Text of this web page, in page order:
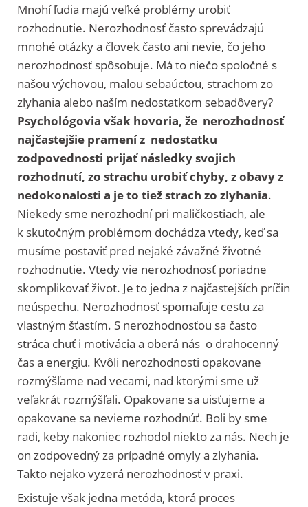
Mnohí ľudia majú veľké problémy urobiť
rozhodnutie. Nerozhodnosť často sprevádzajú
mnohé otázky a človek často ani nevie, čo jeho
nerozhodnosť spôsobuje. Má to niečo spoločné s
našou výchovou, malou sebaúctou, strachom zo
zlyhania alebo naším nedostatkom sebadôvery?
Psychológovia však hovoria, že nerozhodnosť
najčastejšie pramení z nedostatku
zodpovednosti prijať následky svojich
rozhodnutí, zo strachu urobiť chyby, z obavy z
nedokonalosti a je to tiež strach zo zlyhania.
Niekedy sme nerozhodní pri maličkostiach, ale
k sku­toč­ným prob­lé­mom dochá­dza vte­dy, keď sa
musíme posta­viť pred neja­ké závaž­né život­né
roz­hod­nu­tie. Vte­dy vie neroz­hod­nosť poriad­ne
skom­pli­ko­vať život. Je to jedna z najčastejších príčin
neúspechu. Nerozhodnosť spomaľuje cestu za
vlastným šťastím. S nerozhodnosťou sa často
stráca chuť i motivácia a oberá nás o drahocenný
čas a energiu. Kvôli nerozhodnosti opakovane
rozmýšľame nad vecami, nad ktorými sme už
veľakrát rozmýšľali. Opakovane sa uisťujeme a
opakovane sa nevieme rozhodnúť. Boli by sme
radi, keby nakoniec rozhodol niekto za nás. Nech je
on zodpovedný za prípadné omyly a zlyhania.
Takto nejako vyzerá nerozhodnosť v praxi.
Exis­tu­je však jed­na metó­da, kto­rá pro­ces